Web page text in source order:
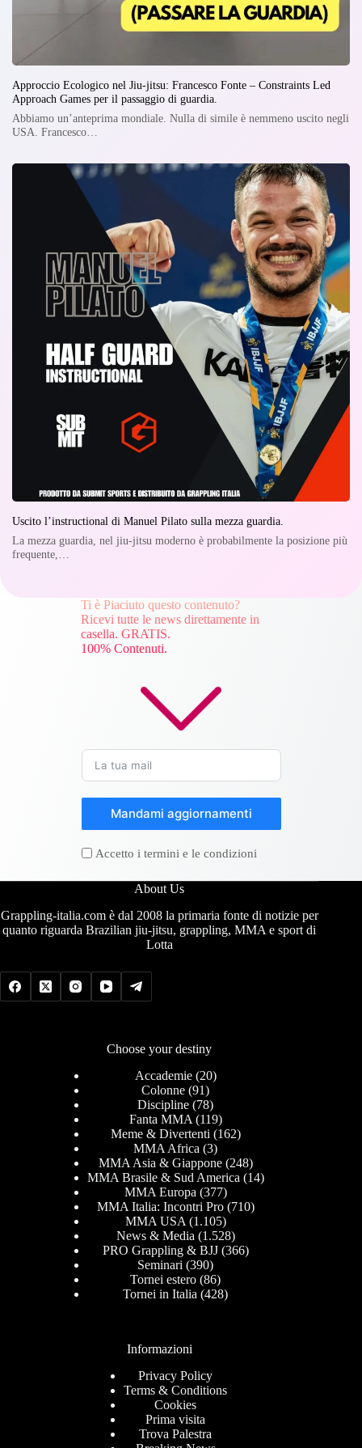
Approccio Ecologico nel Jiu-jitsu: Francesco Fonte – Constraints Led
Approach Games per il passaggio di guardia.
Abbiamo un’anteprima mondiale. Nulla di simile è nemmeno uscito negli
USA. Francesco…
Uscito l’instructional di Manuel Pilato sulla mezza guardia.
La mezza guardia, nel jiu-jitsu moderno è probabilmente la posizione più
frequente,…
Ti è Piaciuto questo contenuto?
Ricevi tutte le news direttamente in
casella. GRATIS.
100% Contenuti.
Mandami aggiornamenti
Accetto i termini e le condizioni
About Us
Grappling-italia.com è dal 2008 la primaria fonte di notizie per
quanto riguarda Brazilian jiu-jitsu, grappling, MMA e sport di
Lotta
Choose your destiny
Accademie(20)
Colonne (91)
Discipline (78)
Fanta MMA (119)
Meme & Divertenti (162)
MMA Africa (3)
MMA Asia & Giappone(248)
MMA Brasile & Sud America (14)
MMA Europa (377)
MMA Italia: Incontri Pro(710)
MMA USA (1.105)
News & Media (1.528)
PRO Grappling & BJJ(366)
Seminari (390)
Tornei estero (86)
Tornei in Italia (428)
Informazioni
Privacy Policy
Terms & Conditions
Cookies
Prima visita
Trova Palestra